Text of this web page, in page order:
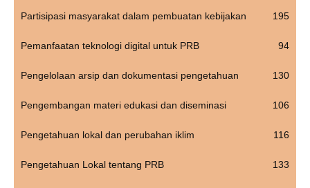
Partisipasi masyarakat dalam pembuatan kebijakan 195
Pemanfaatan teknologi digital untuk PRB 94
Pengelolaan arsip dan dokumentasi pengetahuan 130
Pengembangan materi edukasi dan diseminasi 106
Pengetahuan lokal dan perubahan iklim 116
Pengetahuan Lokal tentang PRB 133